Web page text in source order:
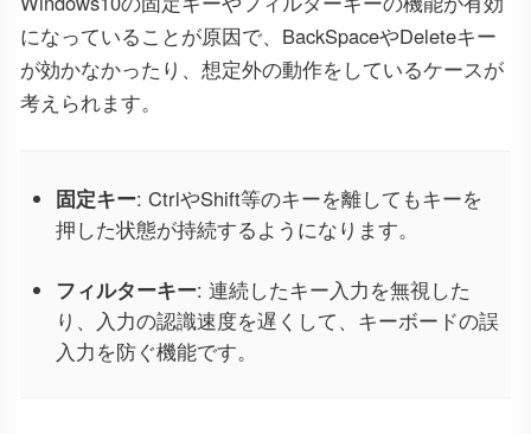
になっていることが原因で、BackSpaceやDeleteキー
が効かなかったり、想定外の動作をしているケースが
考えられます。
固定キー: CtrlやShift等のキーを離してもキーを
押した状態が持続するようになります。
フィルターキー: 連続したキー入力を無視した
り、入力の認識速度を遅くして、キーボードの誤
入力を防ぐ機能です。